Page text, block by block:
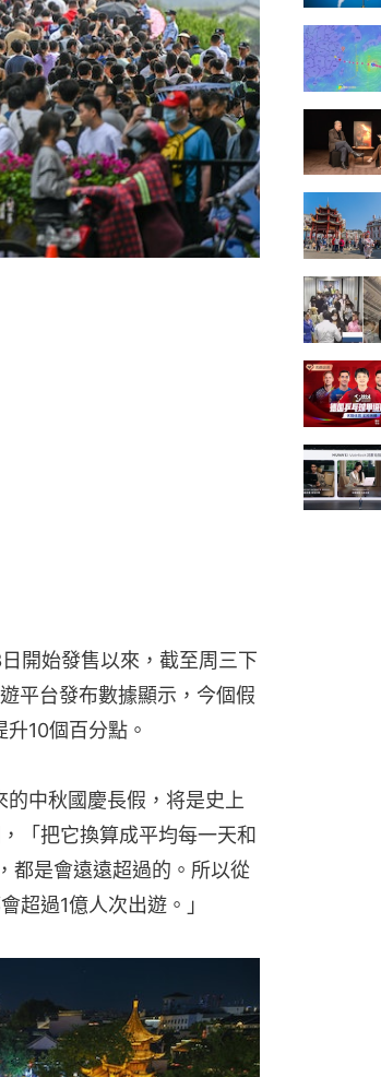
開始發售以來，截至周三下
平台發布數據顯示，今個假
10個百分點。
中秋國慶長假，将是史上
「把它換算成平均每一天和
都是會遠遠超過的。所以從
超過1億人次出遊。」